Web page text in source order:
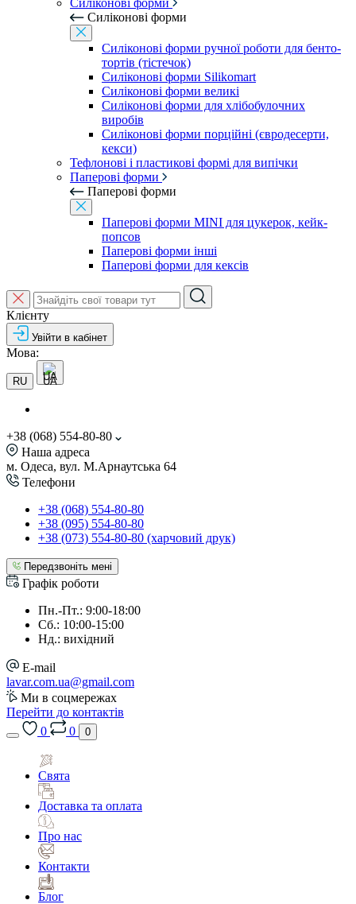
Силіконові форми
Силіконові форми
Силіконові форми ручної роботи для бенто-
тортів (тістечок)
Силіконові форми Silikomart
Силіконові форми великі
Силіконові форми для хлібобулочних
виробів
Силіконові форми порційні (євродесерти,
кекси)
Тефлонові і пластикові формі для випічки
Паперові форми
Паперові форми
Паперові форми MINI для цукерок, кейк-
попсов
Паперові форми інші
Паперові форми для кексів
Клієнту
Увійти в кабінет
Мова:
RU UA
+38 (068) 554-80-80
Наша адреса
м. Одеса, вул. М.Арнаутська 64
Телефони
+38 (068) 554-80-80
+38 (095) 554-80-80
+38 (073) 554-80-80 (харчовий друк)
Передзвоніть мені
Графік роботи
Пн.-Пт.: 9:00-18:00
Сб.: 10:00-15:00
Нд.: вихідний
E-mail
lavar.com.ua@gmail.com
Ми в соцмережах
Перейти до контактів
0
0 0
Свята
Доставка та оплата
Про нас
Контакти
Блог